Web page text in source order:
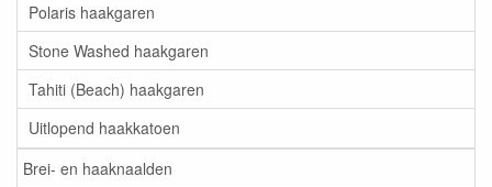
Polaris haakgaren
Stone Washed haakgaren
Tahiti (Beach) haakgaren
Uitlopend haakkatoen
Brei- en haaknaalden